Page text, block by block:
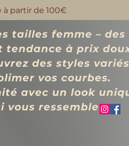
tailles femme – des
tendance à prix d
des styles variés
vos courbes.
avec un look
vous ressemble
à partir de 100€